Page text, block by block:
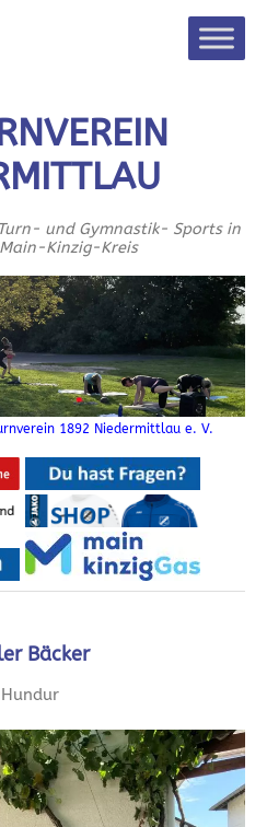
und Gymnastik- Sports in
Kinzig-Kreis
1892 Niedermittlau e. V.
Bäcker